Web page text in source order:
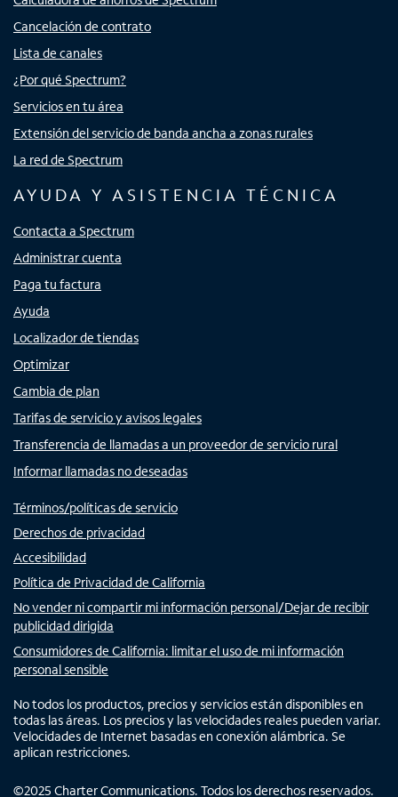
Cancelación de contrato
Lista de canales
¿Por qué Spectrum?
Servicios en tu área
Extensión del servicio de banda ancha a zonas rurales
La red de Spectrum
AYUDA Y ASISTENCIA TÉCNICA
Contacta a Spectrum
Administrar cuenta
Paga tu factura
Ayuda
Localizador de tiendas
Optimizar
Cambia de plan
Tarifas de servicio y avisos legales
Transferencia de llamadas a un proveedor de servicio rural
Informar llamadas no deseadas
Términos/políticas de servicio
Derechos de privacidad
Accesibilidad
Política de Privacidad de California
No vender ni compartir mi información personal/Dejar de recibir
publicidad dirigida
Consumidores de California: limitar el uso de mi información
personal sensible
No todos los productos, precios y servicios están disponibles en
todas las áreas. Los precios y las velocidades reales pueden variar.
Velocidades de Internet basadas en conexión alámbrica. Se
aplican restricciones.
©2025 Charter Communications. Todos los derechos reservados.